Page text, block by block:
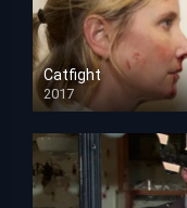
Catfight
2017
HD 720p